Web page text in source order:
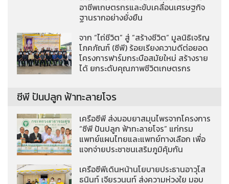
อาชีพเกษตรกรและขับเคลื่อนเศรษฐกิจ
ฐานรากอย่างยั่งยืน
จาก “ไถ่ชีวิต” สู่ “สร้างชีวิต” มูลนิธิเจริญ
โภคภัณฑ์ (ซีพี) ร้อยเรียงความดีต่อยอด
โครงการฟาร์มกระบือสมัยใหม่ สร้างราย
ได้ ยกระดับคุณภาพชีวิตเกษตรกร
ซีพี ปันปลูก ฟ้าทะลายโจร
เครือซีพี ส่งมอบยาสมุนไพรจากโครงการ
“ซีพี ปันปลูก ฟ้าทะลายโจร” แก่กรม
แพทย์แผนไทยและแพทย์ทางเลือก เพื่อ
แจกจ่ายประชาชนเสริมภูมิคุ้มกัน
เครือซีพีเดินหน้านโยบายประธานอาวุโส
ธนินท์ เจียรวนนท์ ส่งความห่วงใย มอบ